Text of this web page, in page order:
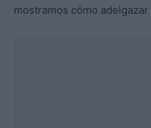
mostramos cómo